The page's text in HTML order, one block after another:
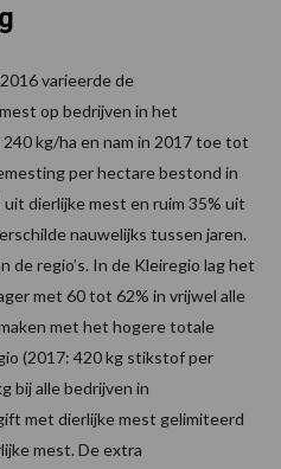
varieerde de
op bedrijven in het
kg/ha en nam in 2017 toe tot
per hectare bestond in
dierlijke mest en ruim 35% uit
nauwelijks tussen jaren.
de regio’s. In de Kleiregio lag het
met 60 tot 62% in vrijwel alle
met het hogere totale
(2017: 420 kg stikstof per
bij alle bedrijven in
met dierlijke mest gelimiteerd
mest. De extra